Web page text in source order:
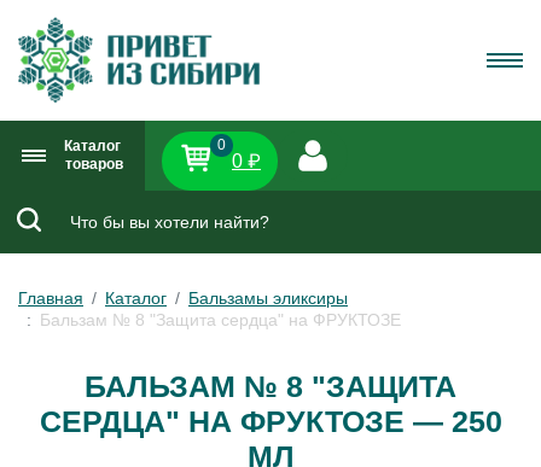
Каталог
товаров
0
0 ₽
Главная Каталог
Бальзамы эликсиры
Бальзам № 8 "Защита сердца" на ФРУКТОЗЕ
БАЛЬЗАМ № 8 "ЗАЩИТА
СЕРДЦА" НА ФРУКТОЗЕ — 250
МЛ